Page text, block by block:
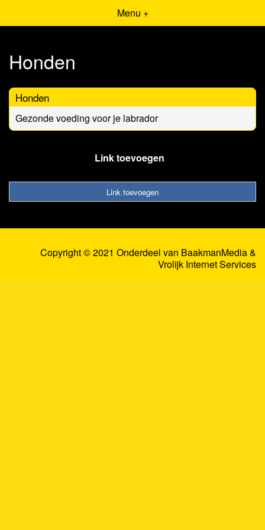
Menu +
Honden
Honden
Gezonde voeding voor je labrador
Link toevoegen
Link toevoegen
Copyright © 2021 Onderdeel van BaakmanMedia&
Vrolijk Internet Services